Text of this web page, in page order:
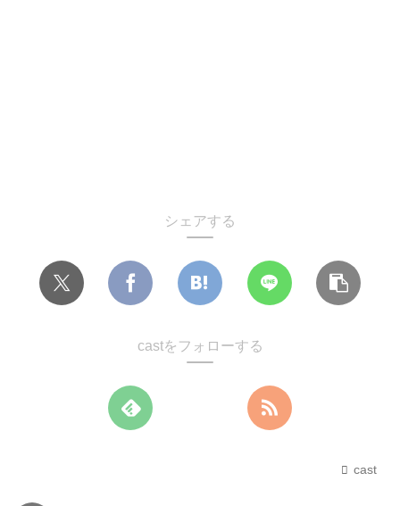
シェアする
castをフォローする
cast